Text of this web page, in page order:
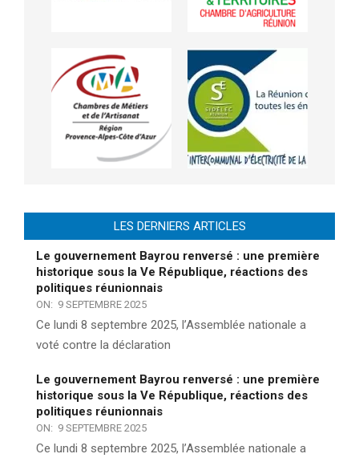
LES DERNIERS ARTICLES
Le gouvernement Bayrou renversé : une première
historique sous la Ve République, réactions des
politiques réunionnais
ON: 9 SEPTEMBRE 2025
Ce lundi 8 septembre 2025, l’Assemblée nationale a
voté contre la déclaration
Le gouvernement Bayrou renversé : une première
historique sous la Ve République, réactions des
politiques réunionnais
ON: 9 SEPTEMBRE 2025
Ce lundi 8 septembre 2025, l’Assemblée nationale a